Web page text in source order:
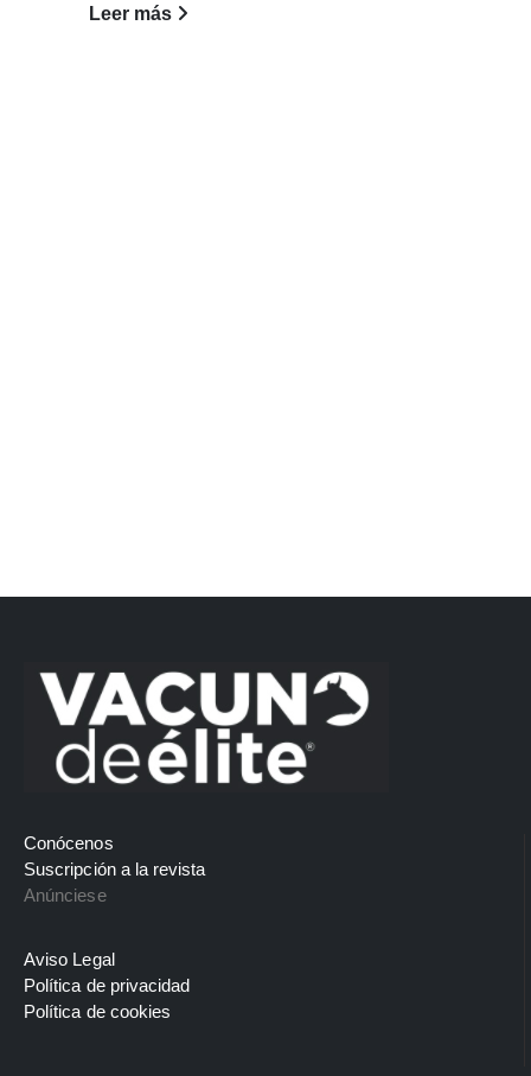
Leer más
Conócenos
Suscripción a la revista
Anúnciese
Aviso Legal
Política de privacidad
Política de cookies